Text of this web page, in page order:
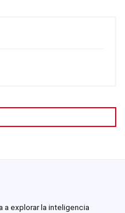
a explorar la inteligencia